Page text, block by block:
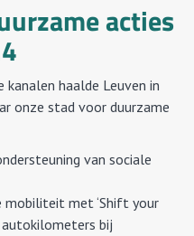
acties
kanalen haalde Leuven in
onze stad voor duurzame
van sociale
met ‘Shift your
bij